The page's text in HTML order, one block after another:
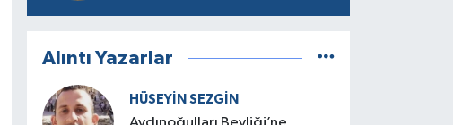
Alıntı Yazarlar
HÜSEYIN SEZGIN